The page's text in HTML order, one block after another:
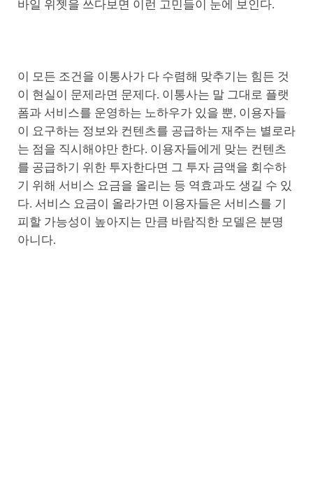
바일 위젯을 쓰다보면 이런 고민들이 눈에 보인다.
이 모든 조건을 이통사가 다 수렴해 맞추기는 힘든 것
이 현실이 문제라면 문제다. 이통사는 말 그대로 플랫
폼과 서비스를 운영하는 노하우가 있을 뿐, 이용자들
이 요구하는 정보와 컨텐츠를 공급하는 재주는 별로라
는 점을 직시해야만 한다. 이용자들에게 맞는 컨텐츠
를 공급하기 위한 투자한다면 그 투자 금액을 회수하
기 위해 서비스 요금을 올리는 등 역효과도 생길 수 있
다. 서비스 요금이 올라가면 이용자들은 서비스를 기
피할 가능성이 높아지는 만큼 바람직한 모델은 분명
아니다.